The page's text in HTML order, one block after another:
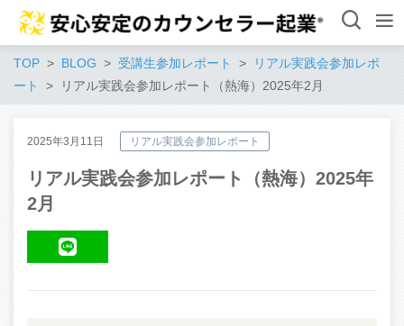
TOP BLOG 受講生参加レポート
リアル実践会参加レポ
ート
リアル実践会参加レポート（熱海）2025年2月
2025年3月11日 リアル実践会参加レポート
リアル実践会参加レポート（熱海）2025年
2月